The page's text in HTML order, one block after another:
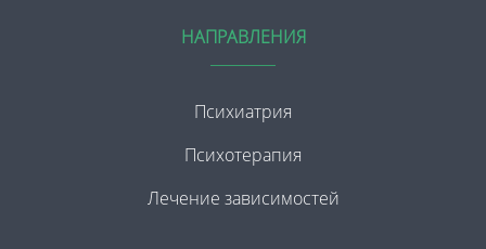
НАПРАВЛЕНИЯ
Психиатрия
Психотерапия
Лечение зависимостей